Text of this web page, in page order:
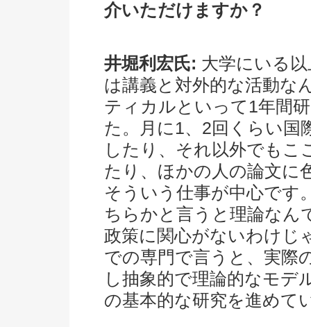
介いただけますか？
井堀利宏氏: 大学にいる
は講義と対外的な活動な
ティカルといって1年間
た。月に1、2回くらい国
したり、それ以外でもこ
たり、ほかの人の論文に
そういう仕事が中心です
ちらかと言うと理論なん
政策に関心がないわけじ
での専門で言うと、実際
し抽象的で理論的なモデ
の基本的な研究を進めて